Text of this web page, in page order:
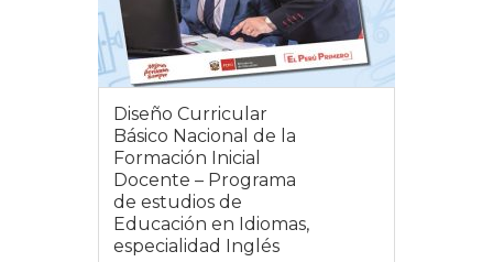
Diseño Curricular
Básico Nacional de la
Formación Inicial
Docente – Programa
de estudios de
Educación en Idiomas,
especialidad Inglés